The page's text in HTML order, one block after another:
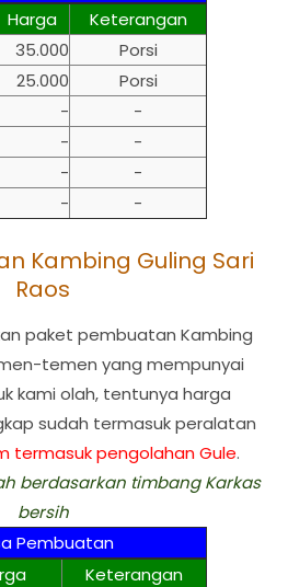
Harga
Keterangan
35.000
Porsi
25.000
Porsi
-
-
-
-
-
-
- -
Kambing Guling Sari
Raos
paket pembuatan Kambing
temen yang mempunyai
kami olah, tentunya harga
sudah termasuk peralatan
termasuk pengolahan Gule.
berdasarkan timbang Karkas
bersih
Pembuatan
Keterangan